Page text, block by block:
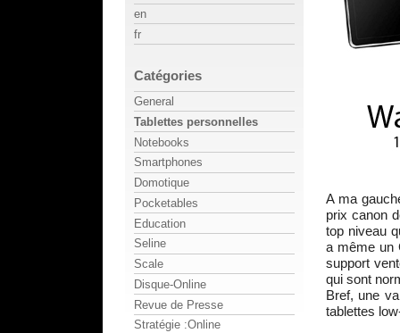
A ma
prix canon
top niveau
a même un
support
qui sont
Bref, une
tablettes
en
fr
Catégories
General
Tablettes personnelles
Notebooks
Smartphones
Domotique
Pocketables
Education
Seline
Scale
Disque-Online
Revue de Presse
Stratégie :Online